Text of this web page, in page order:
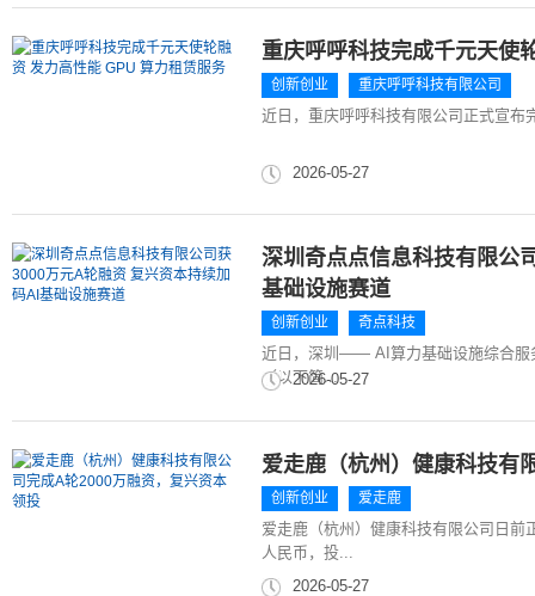
重庆呼呼科技完成千元天使
创新创业 重庆呼呼科技有限公司
近日，重庆呼呼科技有限公司正式宣布
2026-05-27
深圳奇点点信息科技有限公
基础设施赛道
创新创业 奇点科技
近日，深圳—— AI算力基础设施综合服
（以下简...
2026-05-27
爱走鹿（杭州）健康科技有
创新创业 爱走鹿
爱走鹿（杭州）健康科技有限公司日前
人民币，投...
2026-05-27